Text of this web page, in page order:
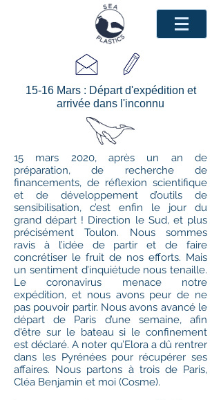
15-16 Mars : Départ d'expédition et
arrivée dans l'inconnu
15 mars 2020, après un an de
préparation, de recherche de
financements, de réflexion scientifique
et de développement d’outils de
sensibilisation, c’est enfin le jour du
grand départ ! Direction le Sud, et plus
précisément Toulon. Nous sommes
ravis à l’idée de partir et de faire
concrétiser le fruit de nos efforts. Mais
un sentiment d’inquiétude nous tenaille.
Le coronavirus menace notre
expédition, et nous avons peur de ne
pas pouvoir partir. Nous avons avancé le
départ de Paris d’une semaine, afin
d'être sur le bateau si le confinement
est déclaré. A noter qu’Elora a dû rentrer
dans les Pyrénées pour récupérer ses
affaires. Nous partons à trois de Paris,
Cléa Benjamin et moi (Cosme).